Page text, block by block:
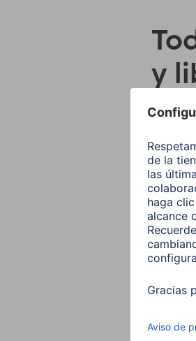
y
Price
3